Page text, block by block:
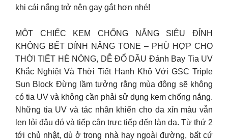
khi cái nắng trở nên gay gắt hơn nhé!
MỘT CHIẾC KEM CHỐNG NẮNG SIÊU ĐỈNH
KHÔNG BẾT DÍNH NÂNG TONE – PHÙ HỢP CHO
THỜI TIẾT HÈ NÓNG, DỄ ĐỔ DẦU Đánh Bay Tia UV
Khắc Nghiệt Và Thời Tiết Hanh Khô Với GSC Triple
Sun Block Đừng lầm tưởng rằng mùa đông sẽ không
có tia UV và không cần phải sử dụng kem chống nắng.
Những tia UV và tác nhân khiến cho da xỉn màu vẫn
len lỏi đâu đó và tiếp cận trực tiếp đến làn da. Từ thứ 2
tới chủ nhật, dù ở trong nhà hay ngoài đường, bất cứ